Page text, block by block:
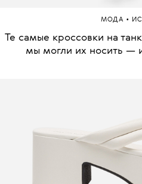
МОДА •
Те самые кроссовки на
мы могли их носить —